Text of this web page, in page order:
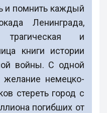
и помнить каждый
Ленинграда,
и
книги истории
войны. С одной
немецко-
стереть город с
погибших от